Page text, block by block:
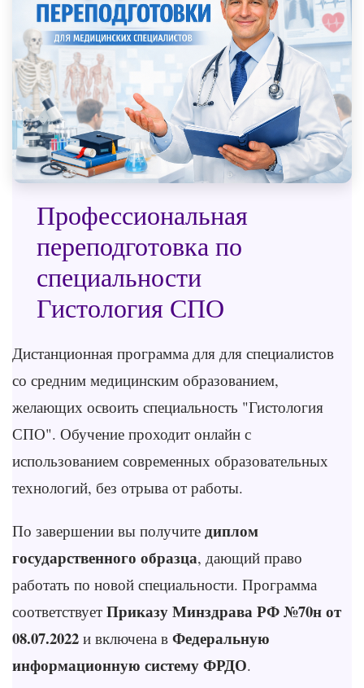
Профессиональная
переподготовка по
специальности
Гистология СПО
Дистанционная программа для для специалистов
со средним медицинским образованием,
желающих освоить специальность "Гистология
СПО". Обучение проходит онлайн с
использованием современных образовательных
технологий, без отрыва от работы.
По завершении вы получите диплом
государственного образца, дающий право
работать по новой специальности. Программа
соответствует Приказу Минздрава РФ №70н от
08.07.2022 и включена в Федеральную
информационную систему ФРДО.